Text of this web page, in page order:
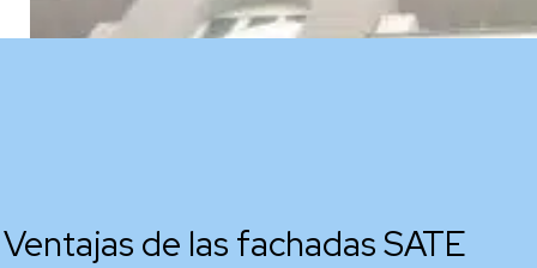
Ventajas de las fachadas SATE